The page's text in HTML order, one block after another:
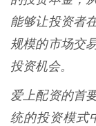
能够让投资者
规模的市场交
投资机会。
爱上配资的首
统的投资模式